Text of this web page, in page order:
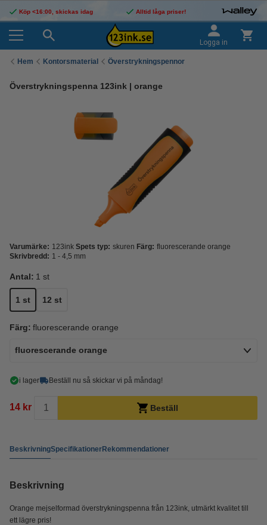
Köp <16:00, skickas idag Alltid låga priser!
Logga in
Hem Kontorsmaterial Överstrykningspennor
Överstrykningspenna 123ink | orange
Varumärke: 123ink Spets typ: skuren Färg: fluorescerande orange
Skrivbredd: 1 - 4,5 mm
Antal: 1 st
1 st 12 st
Färg: fluorescerande orange
fluorescerande orange
i lager Beställ nu så skickar vi på måndag!
14 kr Beställ
BeskrivningSpecifikationerRekommendationer
Beskrivning
Orange mejselformad överstrykningspenna från 123ink, utmärkt kvalitet till
ett lägre pris!